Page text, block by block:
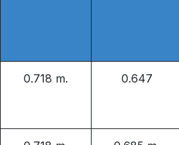
0.718 m. 0.647